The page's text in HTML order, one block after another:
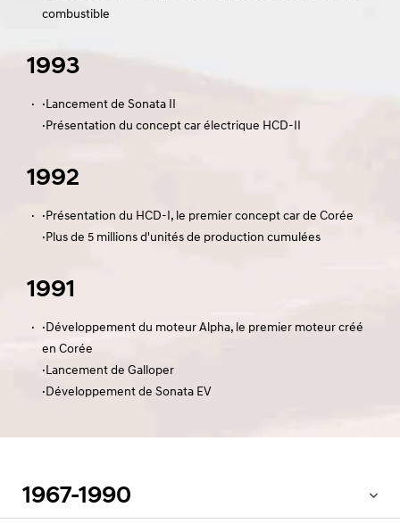
combustible
1993
· ·Lancement de Sonata II
·Présentation du concept car électrique HCD-II
1992
· ·Présentation du HCD-I, le premier concept car de Corée
·Plus de 5 millions d'unités de production cumulées
1991
· ·Développement du moteur Alpha, le premier moteur créé
en Corée
·Lancement de Galloper
·Développement de Sonata EV
1967-1990